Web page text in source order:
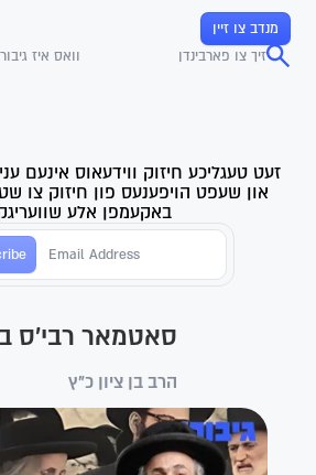
מנדב צו זיין
זיך צו פארבינדן
וואס איז
זעט טעגליכע חיזוק ווידעאוס אינעם
און שעפט הויפענעס פון חיזוק צו
באקעמפן אלע
סאטמאר רבי'ס
הרב בן ציון כ"ץ